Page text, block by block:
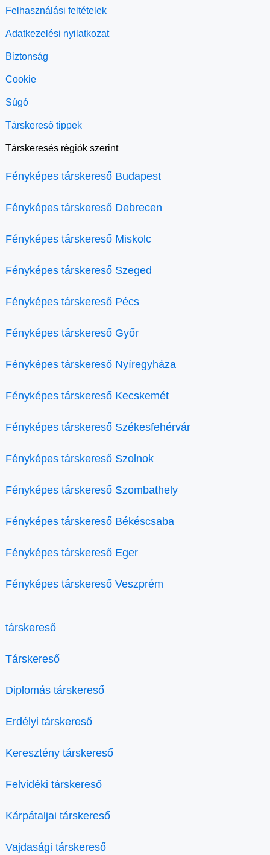
Felhasználási feltételek
Adatkezelési nyilatkozat
Biztonság
Cookie
Súgó
Társkereső tippek
Társkeresés régiók szerint
Fényképes társkereső Budapest
Fényképes társkereső Debrecen
Fényképes társkereső Miskolc
Fényképes társkereső Szeged
Fényképes társkereső Pécs
Fényképes társkereső Győr
Fényképes társkereső Nyíregyháza
Fényképes társkereső Kecskemét
Fényképes társkereső Székesfehérvár
Fényképes társkereső Szolnok
Fényképes társkereső Szombathely
Fényképes társkereső Békéscsaba
Fényképes társkereső Eger
Fényképes társkereső Veszprém
társkereső
Társkereső
Diplomás társkereső
Erdélyi társkereső
Keresztény társkereső
Felvidéki társkereső
Kárpátaljai társkereső
Vajdasági társkereső